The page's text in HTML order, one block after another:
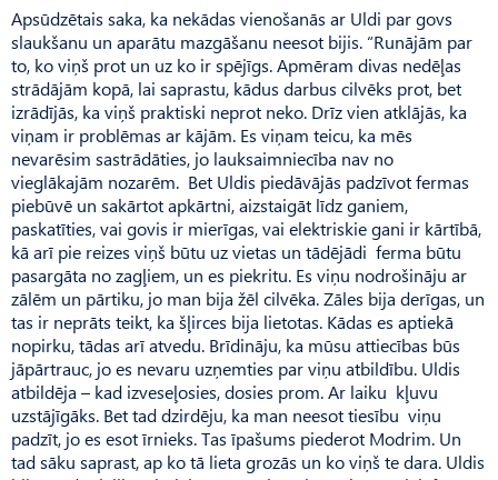
Apsūdzētais saka, ka nekādas vienošanās ar Uldi par govs
slaukšanu un aparātu mazgāšanu neesot bijis. “Runājām par
to, ko viņš prot un uz ko ir spējīgs. Apmēram divas nedēļas
strādājām kopā, lai saprastu, kādus darbus cilvēks prot, bet
izrādījās, ka viņš praktiski neprot neko. Drīz vien atklājās, ka
viņam ir problēmas ar kājām. Es viņam teicu, ka mēs
nevarēsim sastrādāties, jo lauksaimniecība nav no
vieglākajām nozarēm. Bet Uldis piedāvājās padzīvot fermas
piebūvē un sakārtot apkārtni, aizstaigāt līdz ganiem,
paskatīties, vai govis ir mierīgas, vai elektriskie gani ir kārtībā,
kā arī pie reizes viņš būtu uz vietas un tādējādi ferma būtu
pasargāta no zagļiem, un es piekritu. Es viņu nodrošināju ar
zālēm un pārtiku, jo man bija žēl cilvēka. Zāles bija derīgas, un
tas ir neprāts teikt, ka šļirces bija lietotas. Kādas es aptiekā
nopirku, tādas arī atvedu. Brīdināju, ka mūsu attiecības būs
jāpārtrauc, jo es nevaru uzņemties par viņu atbildību. Uldis
atbildēja – kad izveseļosies, dosies prom. Ar laiku kļuvu
uzstājīgāks. Bet tad dzirdēju, ka man neesot tiesību viņu
padzīt, jo es esot īrnieks. Tas īpašums piederot Modrim. Un
tad sāku saprast, ap ko tā lieta grozās un ko viņš te dara. Uldis